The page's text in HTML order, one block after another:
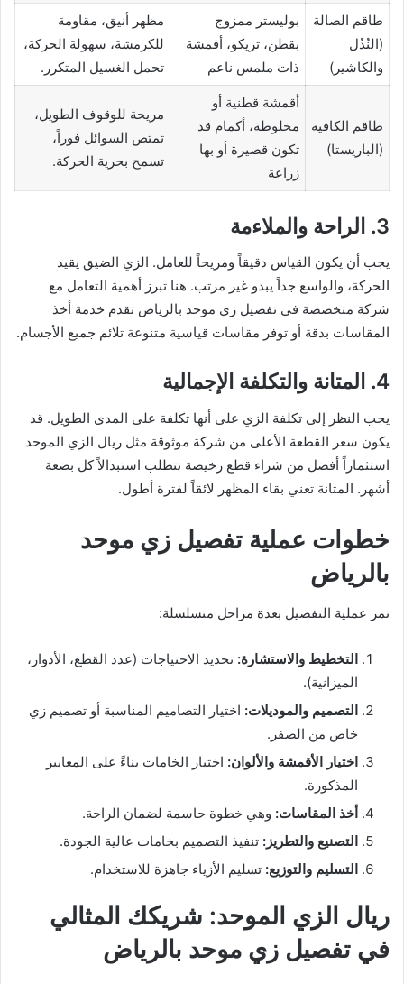
طاقم الصالة
(النُدُل
والكاشير)
بوليستر ممزوج
بقطن، تريكو، أقمشة
ذات ملمس ناعم
مظهر أنيق، مقاومة
للكرمشة، سهولة الحركة،
تحمل الغسيل المتكرر.
طاقم الكافيه
(الباريستا)
أقمشة قطنية أو
مخلوطة، أكمام قد
تكون قصيرة أو بها
زراعة
مريحة للوقوف الطويل،
تمتص السوائل فوراً،
تسمح بحرية الحركة.
3. الراحة والملاءمة
يجب أن يكون القياس دقيقاً ومريحاً للعامل. الزي الضيق يقيد
الحركة، والواسع جداً يبدو غير مرتب. هنا تبرز أهمية التعامل مع
شركة متخصصة في تفصيل زي موحد بالرياض تقدم خدمة أخذ
المقاسات بدقة أو توفر مقاسات قياسية متنوعة تلائم جميع الأجسام.
4. المتانة والتكلفة الإجمالية
يجب النظر إلى تكلفة الزي على أنها تكلفة على المدى الطويل. قد
يكون سعر القطعة الأعلى من شركة موثوقة مثل ريال الزي الموحد
استثماراً أفضل من شراء قطع رخيصة تتطلب استبدالاً كل بضعة
أشهر. المتانة تعني بقاء المظهر لائقاً لفترة أطول.
خطوات عملية تفصيل زي موحد
بالرياض
تمر عملية التفصيل بعدة مراحل متسلسلة:
التخطيط والاستشارة: تحديد الاحتياجات (عدد القطع، الأدوار،
الميزانية).
التصميم والموديلات: اختيار التصاميم المناسبة أو تصميم زي
خاص من الصفر.
اختيار الأقمشة والألوان: اختيار الخامات بناءً على المعايير
المذكورة.
أخذ المقاسات: وهي خطوة حاسمة لضمان الراحة.
التصنيع والتطريز: تنفيذ التصميم بخامات عالية الجودة.
التسليم والتوزيع: تسليم الأزياء جاهزة للاستخدام.
ريال الزي الموحد: شريكك المثالي
في تفصيل زي موحد بالرياض